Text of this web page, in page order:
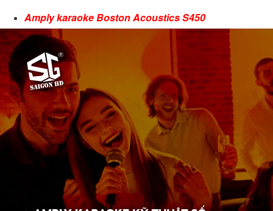
Amply karaoke Boston Acoustics S450